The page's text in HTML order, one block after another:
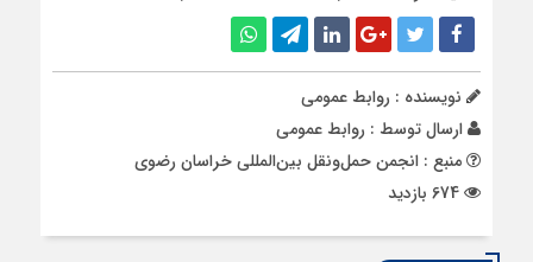
نویسنده : روابط عمومی
ارسال توسط : روابط عمومی
منبع : انجمن حمل‌ونقل بین‌المللی خراسان رضوی